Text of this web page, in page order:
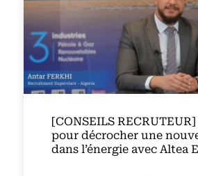
[CONSEILS
pour décrocher une
dans l’énergie avec Altea